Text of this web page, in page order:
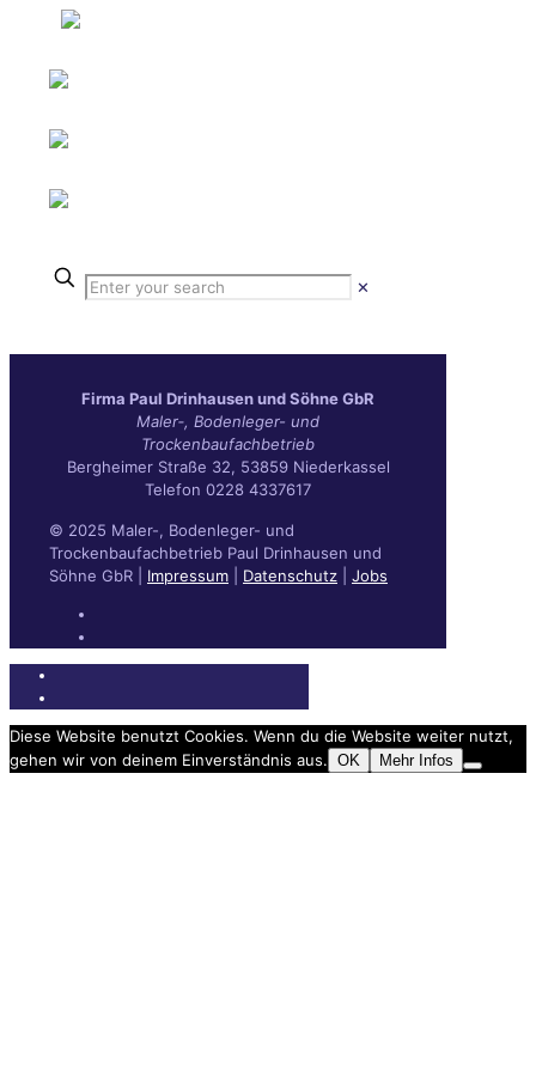
✕
Fir­ma Paul Drin­hau­sen und Söh­ne GbR
Maler‑, Boden­le­ger- und
Trockenbaufachbetrieb
Berg­hei­mer Stra­ße 32, 53859 Niederkassel
Tele­fon 0228 4337617
© 2025 Maler-, Bodenleger- und
Trockenbaufachbetrieb Paul Drinhausen und
Söhne GbR | Impressum Datenschutz Jobs
Diese Website benutzt Cookies. Wenn du die Website weiter nutzt,
gehen wir von deinem Einverständnis aus. OK Mehr Infos